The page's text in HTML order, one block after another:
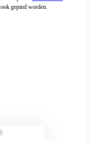
gepind worden.